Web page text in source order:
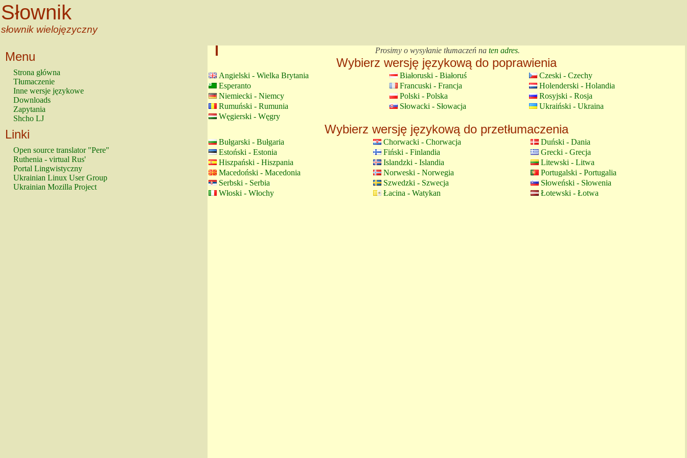
Słownik
słownik wielojęzyczny
Menu
Strona główna
Tłumaczenie
Inne wersje językowe
Downloads
Zapytania
Shcho LJ
Linki
Open source translator "Pere"
Ruthenia - virtual Rus'
Portal Lingwistyczny
Ukrainian Linux User Group
Ukrainian Mozilla Project
Prosimy o wysyłanie tłumaczeń na ten adres.
Wybierz wersję językową do poprawienia
Angielski - Wielka Brytania Białoruski - Białoruś
Czeski - Czechy
Esperanto
Francuski - Francja
Holenderski - Holandia
Niemiecki - Niemcy
Polski - Polska
Rosyjski - Rosja
Rumuński - Rumunia
Słowacki - Słowacja
Ukraiński - Ukraina
Węgierski - Węgry
Wybierz wersję językową do przetłumaczenia
Bułgarski - Bułgaria Chorwacki - Chorwacja
Duński - Dania
Estoński - Estonia
Fiński - Finlandia
Grecki - Grecja
Hiszpański - Hiszpania
Islandzki - Islandia
Litewski - Litwa
Macedoński - Macedonia
Norweski - Norwegia
Portugalski - Portugalia
Serbski - Serbia
Szwedzki - Szwecja
Słoweński - Słowenia
Włoski - Włochy
Łacina - Watykan Łotewski - Łotwa